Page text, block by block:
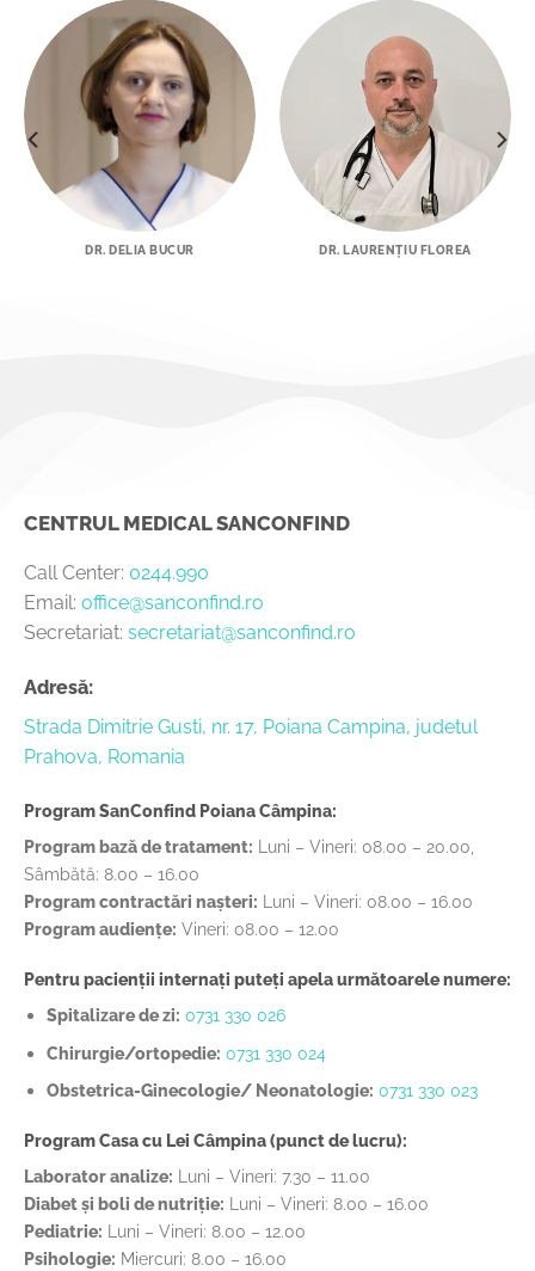
DR. DELIA BUCUR DR. LAURENȚIU FLOREA
CENTRUL MEDICAL SANCONFIND
Call Center: 0244.990
Email: office@sanconfind.ro
Secretariat: secretariat@sanconfind.ro
Adresă:
Strada Dimitrie Gusti, nr. 17, Poiana Campina, judetul
Prahova, Romania
Program SanConfind Poiana Câmpina:
Program bază de tratament: Luni – Vineri: 08.00 – 20.00,
Sâmbătă: 8.00 – 16.00
Program contractări nașteri: Luni – Vineri: 08.00 – 16.00
Program audiențe: Vineri: 08.00 – 12.00
Pentru pacienții internați puteți apela următoarele numere:
Spitalizare de zi: 0731 330 026
Chirurgie/ortopedie: 0731 330 024
Obstetrica-Ginecologie/ Neonatologie: 0731 330 023
Program Casa cu Lei Câmpina (punct de lucru):
Laborator analize: Luni – Vineri: 7.30 – 11.00
Diabet și boli de nutriție: Luni – Vineri: 8.00 – 16.00
Pediatrie: Luni – Vineri: 8.00 – 12.00
Psihologie: Miercuri: 8.00 – 16.00